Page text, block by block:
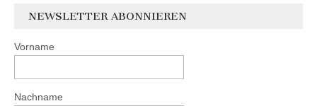
NEWSLETTER ABONNIEREN
Vorname
Nachname